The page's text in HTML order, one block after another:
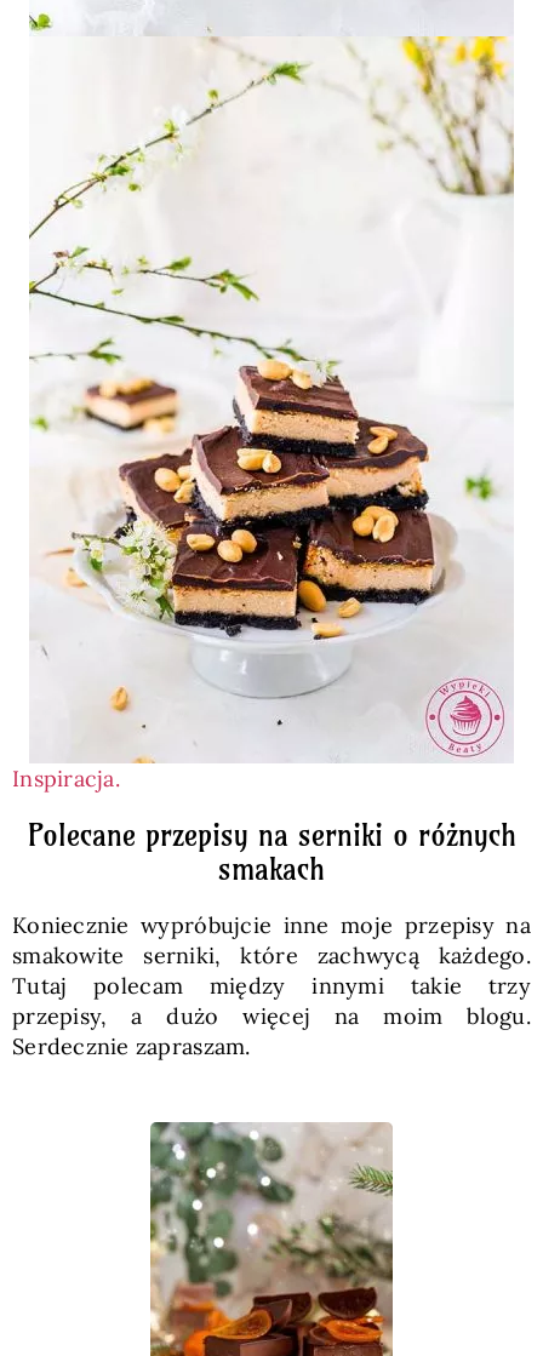
Inspiracja.
Polecane przepisy na serniki o różnych
smakach
Koniecznie wypróbujcie inne moje przepisy na
smakowite serniki, które zachwycą każdego.
Tutaj polecam między innymi takie trzy
przepisy, a dużo więcej na moim blogu.
Serdecznie zapraszam.